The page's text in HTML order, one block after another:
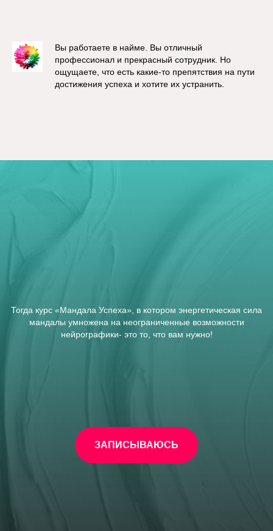
Вы работаете в найме. Вы отличный
профессионал и прекрасный сотрудник. Но
ощущаете, что есть какие-то препятствия на пути
достижения успеха и хотите их устранить.
Тогда курс «Мандала Успеха», в котором энергетическая сила
мандалы умножена на неограниченные возможности
нейрографики- это то, что вам нужно!
ЗАПИСЫВАЮСЬ